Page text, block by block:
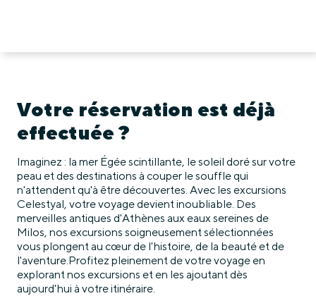
Votre réservation est déjà
effectuée ?
Imaginez : la mer Égée scintillante, le soleil doré sur votre
peau et des destinations à couper le souffle qui
n'attendent qu'à être découvertes. Avec les excursions
Celestyal, votre voyage devient inoubliable. Des
merveilles antiques d'Athènes aux eaux sereines de
Milos, nos excursions soigneusement sélectionnées
vous plongent au cœur de l'histoire, de la beauté et de
l'aventure.Profitez pleinement de votre voyage en
explorant nos excursions et en les ajoutant dès
aujourd'hui à votre itinéraire.